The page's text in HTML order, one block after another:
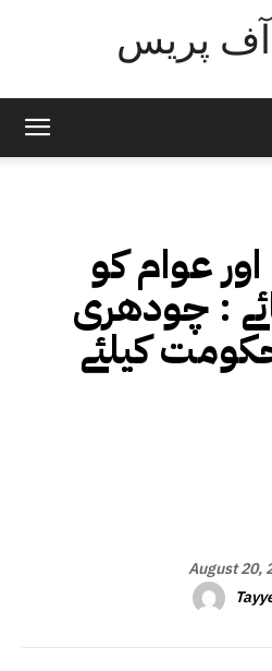
پریس
عوام کو
: چودھری
کیلئے
August 20,